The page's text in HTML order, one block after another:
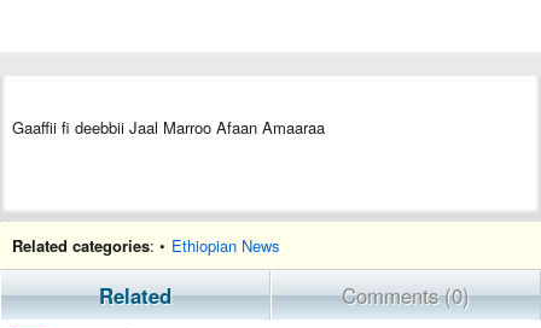
Gaaffii fi deebbii Jaal Marroo Afaan Amaaraa
Related categories: • Ethiopian News
Related Comments (0)